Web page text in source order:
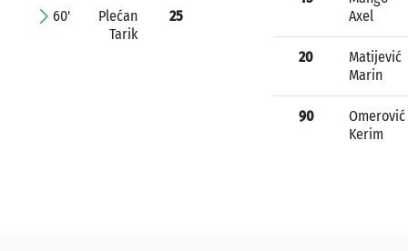
60'
Plećan
Tarik
25
Axel
20
Matijević
Marin
90
Omerović
Kerim